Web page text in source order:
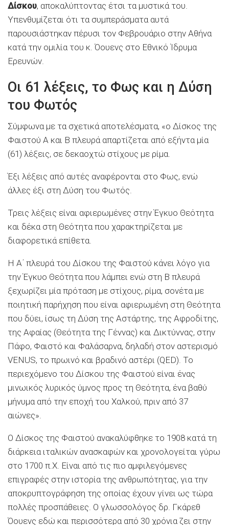
Δίσκου, αποκαλύπτοντας έτσι τα μυστικά του.
Υπενθυμίζεται ότι τα συμπεράσματα αυτά
παρουσιάστηκαν πέρυσι τον Φεβρουάριο στην Αθήνα
κατά την ομιλία του κ. Όουενς στο Εθνικό Ίδρυμα
Ερευνών.
Οι 61 λέξεις, το Φως και η Δύση
του Φωτός
Σύμφωνα με τα σχετικά αποτελέσματα, «ο Δίσκος της
Φαιστού Α και Β πλευρά απαρτίζεται από εξήντα μία
(61) λέξεις, σε δεκαοχτώ στίχους με ρίμα.
Έξι λέξεις από αυτές αναφέρονται στο Φως, ενώ
άλλες έξι στη Δύση του Φωτός.
Τρεις λέξεις είναι αφιερωμένες στην Έγκυο Θεότητα
και δέκα στη Θεότητα που χαρακτηρίζεται με
διαφορετικά επίθετα.
Η Α΄ πλευρά του Δίσκου της Φαιστού κάνει λόγο για
την Έγκυο Θεότητα που λάμπει ενώ στη Β πλευρά
ξεχωρίζει μία πρόταση με στίχους, ρίμα, σονέτα με
ποιητική παρήχηση που είναι αφιερωμένη στη Θεότητα
που δύει, ίσως τη Δύση της Αστάρτης, της Αφροδίτης,
της Αφαίας (Θεότητα της Γέννας) και Δικτύννας, στην
Πάφο, Φαιστό και Φαλάσαρνα, δηλαδή στον αστερισμό
VENUS, το πρωινό και βραδινό αστέρι (QED). Το
περιεχόμενο του Δίσκου της Φαιστού είναι ένας
μινωικός λυρικός ύμνος προς τη Θεότητα, ένα βαθύ
μήνυμα από την εποχή του Χαλκού, πριν από 37
αιώνες».
Ο Δίσκος της Φαιστού ανακαλύφθηκε το 1908 κατά τη
διάρκεια ιταλικών ανασκαφών και χρονολογείται γύρω
στο 1700 π.Χ. Είναι από τις πιο αμφιλεγόμενες
επιγραφές στην ιστορία της ανθρωπότητας, για την
αποκρυπτογράφηση της οποίας έχουν γίνει ως τώρα
πολλές προσπάθειες. Ο γλωσσολόγος δρ. Γκάρεθ
Όουενς εδώ και περισσότερα από 30 χρόνια ζει στην